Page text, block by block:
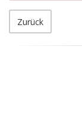
Zurück